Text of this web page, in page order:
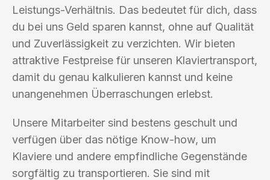
Leistungs-Verhältnis. Das bedeutet für dich, dass
du bei uns Geld sparen kannst, ohne auf Qualität
und Zuverlässigkeit zu verzichten. Wir bieten
attraktive Festpreise für unseren Klaviertransport,
damit du genau kalkulieren kannst und keine
unangenehmen Überraschungen erlebst.
Unsere Mitarbeiter sind bestens geschult und
verfügen über das nötige Know-how, um
Klaviere und andere empfindliche Gegenstände
sorgfältig zu transportieren. Sie sind mit